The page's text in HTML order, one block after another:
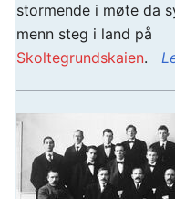
stormende i møte da
menn steg i land på
Skoltegrundskaien.